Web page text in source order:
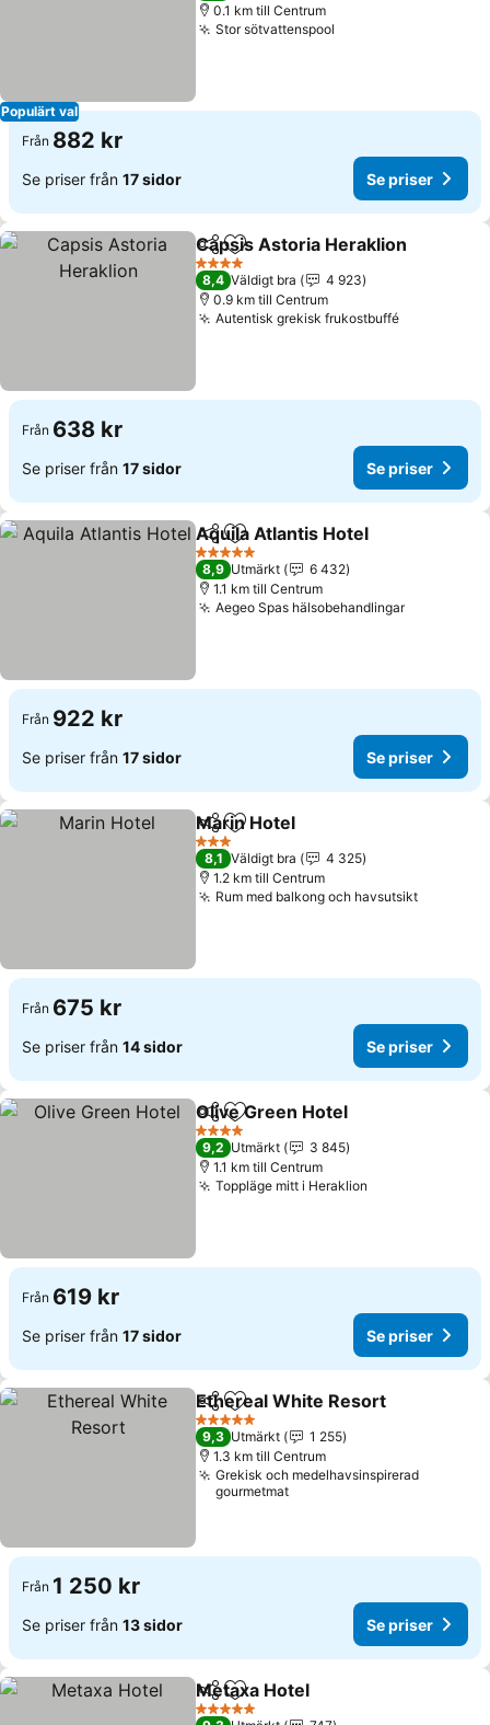
Populärt val
0.1 km till Centrum
Stor sötvattenspool
Från 882 kr
Se priser från 17 sidor Se priser
Dela Lägg till i Mina Favoriter
Capsis Astoria Heraklion
4 Stjärnor
8,4 Väldigt bra
4 923
0.9 km till Centrum
Autentisk grekisk frukostbuffé
Från 638 kr
Se priser från 17 sidor Se priser
Dela Lägg till i Mina Favoriter
Aquila Atlantis Hotel
5 Stjärnor
8,9 Utmärkt
6 432
1.1 km till Centrum
Aegeo Spas hälsobehandlingar
Från 922 kr
Se priser från 17 sidor Se priser
Dela Lägg till i Mina Favoriter
Marin Hotel
3 Stjärnor
8,1 Väldigt bra
4 325
1.2 km till Centrum
Rum med balkong och havsutsikt
Från 675 kr
Se priser från 14 sidor Se priser
Dela Lägg till i Mina Favoriter
Olive Green Hotel
4 Stjärnor
9,2 Utmärkt
3 845
1.1 km till Centrum
Toppläge mitt i Heraklion
Från 619 kr
Se priser från 17 sidor Se priser
Dela Lägg till i Mina Favoriter
Ethereal White Resort
5 Stjärnor
9,3 Utmärkt
1 255
1.3 km till Centrum
Grekisk och medelhavsinspirerad
gourmetmat
Från 1 250 kr
Se priser från 13 sidor Se priser
Dela Lägg till i Mina Favoriter
Metaxa Hotel
5 Stjärnor